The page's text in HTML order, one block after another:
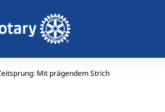
Mit prägendem Strich